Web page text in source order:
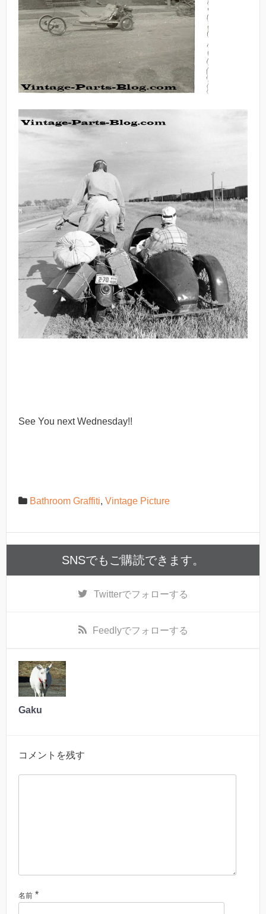
See You next Wednesday!!
Bathroom Graffiti, Vintage Picture
SNSでもご購読できます。
Twitterでフォローする
Feedlyでフォローする
Gaku
コメントを残す
名前 *